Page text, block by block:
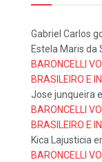
Gabriel Carlos
Estela Maris da
BARONCELLI
BRASILEIRO E
Jose junqueira
BARONCELLI
BRASILEIRO E
Kica Lajusticia
BARONCELLI